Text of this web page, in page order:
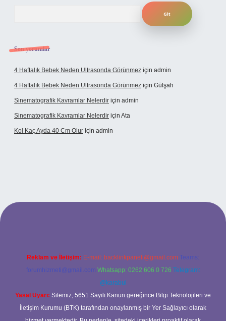
Son yorumlar
4 Haftalık Bebek Neden Ultrasonda Görünmez için admin
4 Haftalık Bebek Neden Ultrasonda Görünmez için Gülşah
Sinematografik Kavramlar Nelerdir için admin
Sinematografik Kavramlar Nelerdir için Ata
Kol Kaç Ayda 40 Cm Olur için admin
Reklam ve İletişim: E-mail: backlinkpaneli@gmail.com Teams:
forumhizmeti@gmail.com Whatsapp: 0262 606 0 726 Telegram:
@karabul
Yasal Uyarı: Sitemiz, 5651 Sayılı Kanun gereğince Bilgi Teknolojileri ve
İletişim Kurumu (BTK) tarafından onaylanmış bir Yer Sağlayıcı olarak